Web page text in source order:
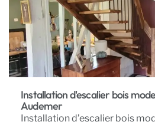
Installation d'escalier bois
Audemer
Installation d’escalier bois